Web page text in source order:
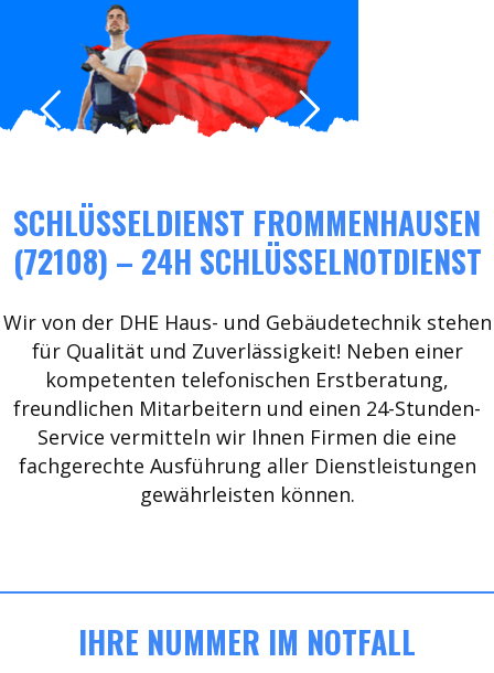
SCHLÜSSELDIENST FROMMENHAUSEN
(72108) – 24H SCHLÜSSELNOTDIENST
Wir von der DHE Haus- und Gebäudetechnik stehen
für Qualität und Zuverlässigkeit! Neben einer
kompetenten telefonischen Erstberatung,
freundlichen Mitarbeitern und einen 24-Stunden-
Service vermitteln wir Ihnen Firmen die eine
fachgerechte Ausführung aller Dienstleistungen
gewährleisten können.
IHRE NUMMER IM NOTFALL